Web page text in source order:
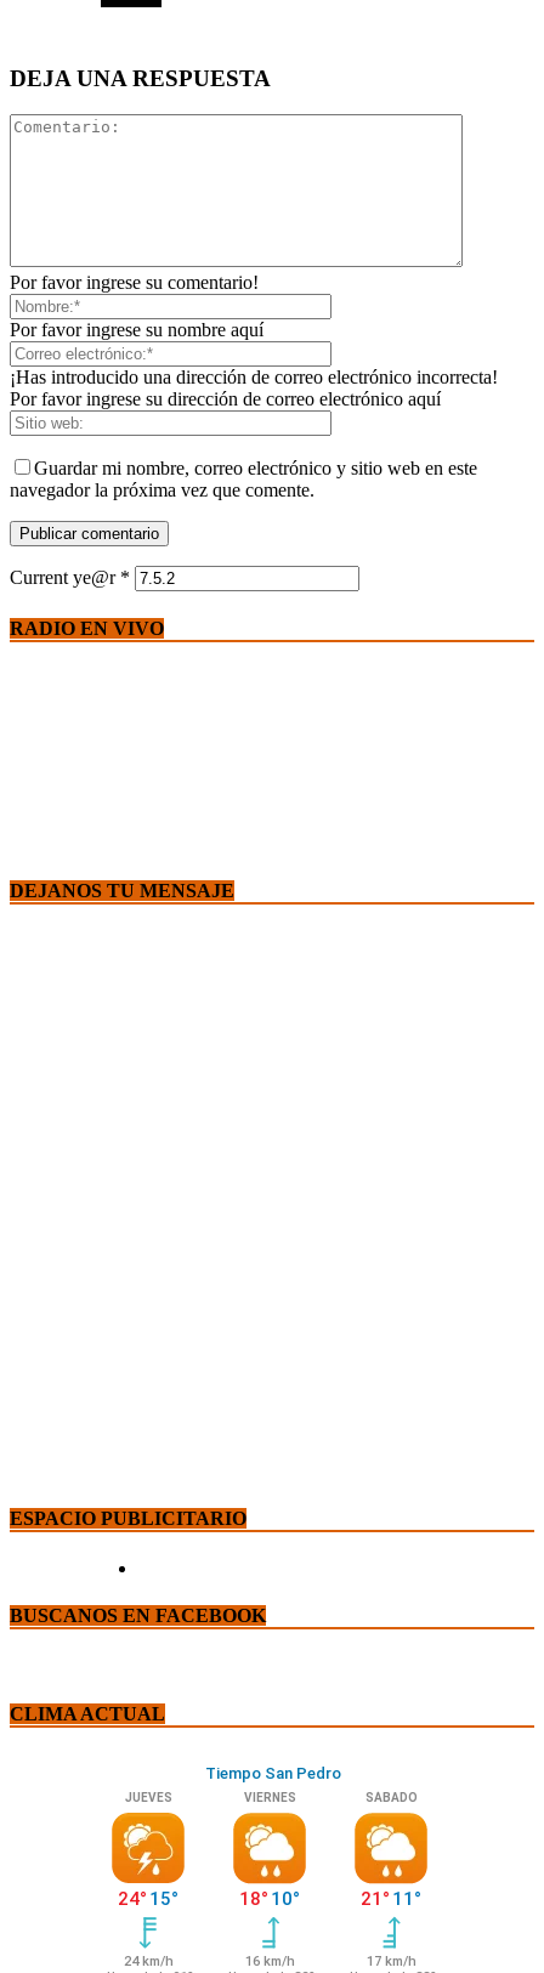
DEJA UNA RESPUESTA
Por favor ingrese su comentario!
Por favor ingrese su nombre aquí
¡Has introducido una dirección de correo electrónico incorrecta!
Por favor ingrese su dirección de correo electrónico aquí
Guardar mi nombre, correo electrónico y sitio web en este
navegador la próxima vez que comente.
Current ye@r *
RADIO EN VIVO
DEJANOS TU MENSAJE
ESPACIO PUBLICITARIO
BUSCANOS EN FACEBOOK
CLIMA ACTUAL